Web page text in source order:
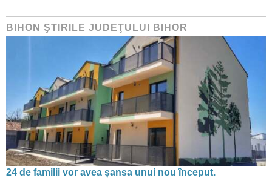
BIHON ŞTIRILE JUDEŢULUI BIHOR
24 de familii vor avea șansa unui nou început.